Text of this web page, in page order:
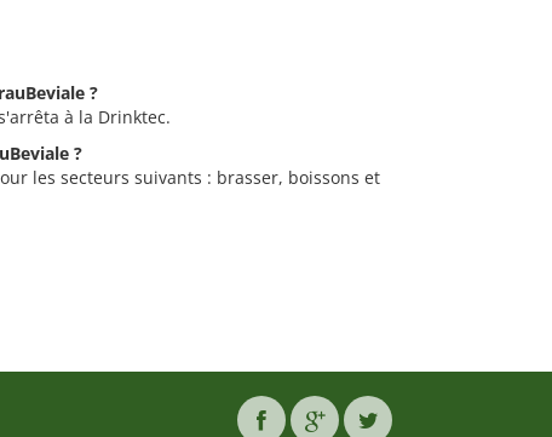
?
à la Drinktec.
?
les secteurs suivants : brasser, boissons et